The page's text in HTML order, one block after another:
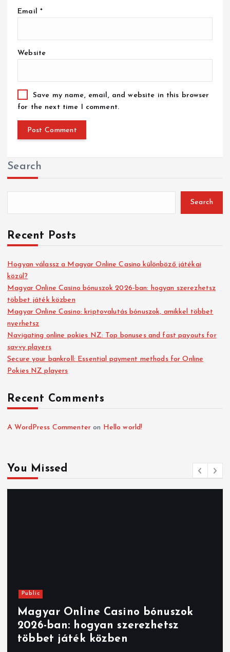
Email *
Website
Save my name, email, and website in this browser
for the next time I comment.
Search
Search
Recent Posts
Hogyan válassz a Magyar Online Casino különböző játékai
közül?
Magyar Online Casino bónuszok 2026-ban: hogyan szerezhetsz
többet játék közben
Magyar Online Casino: kriptovalutás bónuszok, amikkel többet
nyerhetsz
Navigating online pokies NZ: Top bonuses and fast payouts for
savvy players
Secure your bankroll: Essential payment methods for Online
Pokies NZ players
Recent Comments
A WordPress Commenter on Hello world!
You Missed
Public
Magyar Online Casino bónuszok
2026-ban: hogyan szerezhetsz
többet játék közben